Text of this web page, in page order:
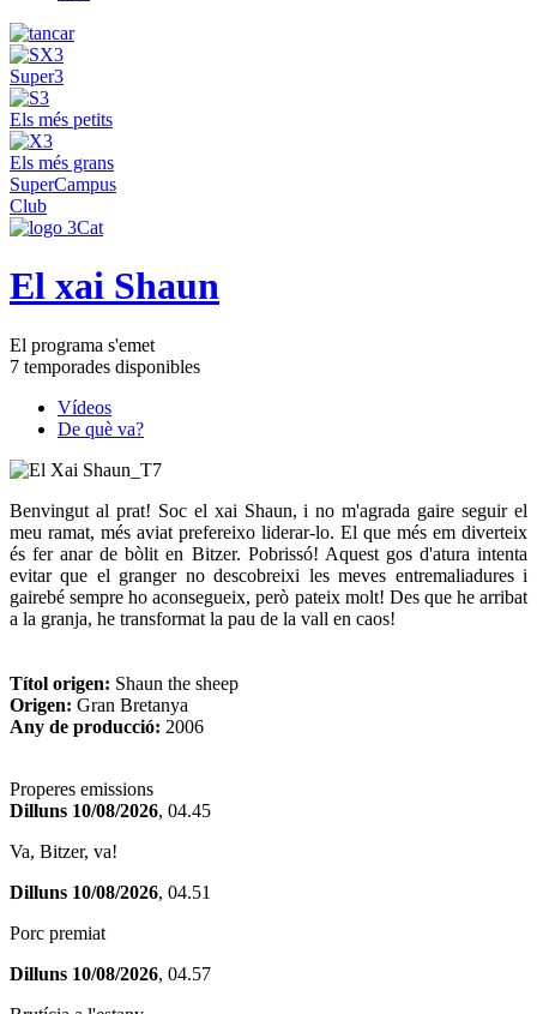
Super3
Els més petits
Els més grans
SuperCampus
Club
El xai Shaun
El programa s'emet
7 temporades disponibles
Vídeos
De què va?
Benvingut al prat! Soc el xai Shaun, i no m'agrada gaire seguir el
meu ramat, més aviat prefereixo liderar-lo. El que més em diverteix
és fer anar de bòlit en Bitzer. Pobrissó! Aquest gos d'atura intenta
evitar que el granger no descobreixi les meves entremaliadures i
gairebé sempre ho aconsegueix, però pateix molt! Des que he arribat
a la granja, he transformat la pau de la vall en caos!
Títol origen: Shaun the sheep
Origen: Gran Bretanya
Any de producció: 2006
Properes emissions
Dilluns 10/08/2026, 04.45
Va, Bitzer, va!
Dilluns 10/08/2026, 04.51
Porc premiat
Dilluns 10/08/2026, 04.57